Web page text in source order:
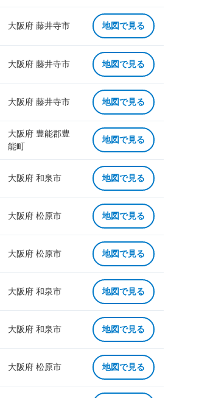
大阪府 藤井寺市 地図で見る
大阪府 藤井寺市 地図で見る
大阪府 藤井寺市 地図で見る
大阪府 豊能郡豊
能町
地図で見る
大阪府 和泉市 地図で見る
大阪府 松原市 地図で見る
大阪府 松原市 地図で見る
大阪府 和泉市 地図で見る
大阪府 和泉市 地図で見る
大阪府 松原市 地図で見る